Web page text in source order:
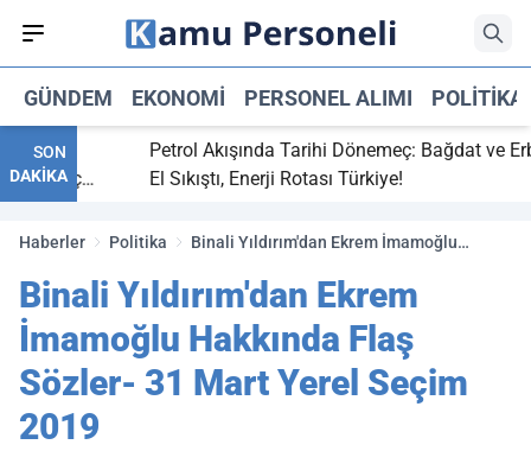
GÜNDEM EKONOMI PERSONEL ALIMI POLITIKA
SON
DAKİKA
maç
Petrol Akışında Tarihi Dönemeç: Bağdat ve Erbil
El Sıkıştı, Enerji Rotası Türkiye!
Haberler Politika
Binali Yıldırım'dan Ekrem İmamoğlu
2019
Binali Yıldırım'dan Ekrem
İmamoğlu Hakkında Flaş
Sözler- 31 Mart Yerel Seçim
2019